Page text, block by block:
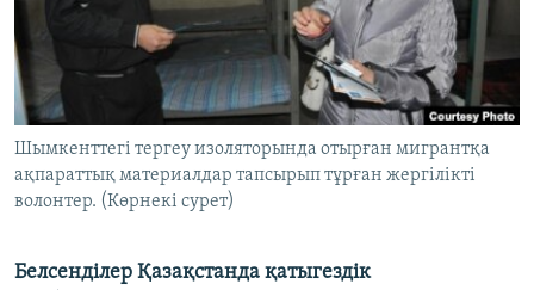
Басқа тілдерде
Шымкенттегі тергеу изоляторында отырған мигрантқа
ақпараттық материалдар тапсырып тұрған жергілікті
волонтер. (Көрнекі сурет)
Белсенділер Қазақстанда қатыгездік